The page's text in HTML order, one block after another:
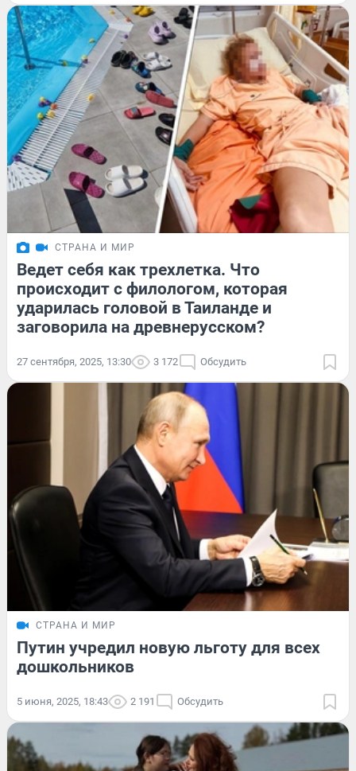
СТРАНА И МИР
Ведет себя как трехлетка. Что
происходит с филологом, которая
ударилась головой в Таиланде и
заговорила на древнерусском?
27 сентября, 2025, 13:30 3 172 Обсудить
СТРАНА И МИР
Путин учредил новую льготу для всех
дошкольников
5 июня, 2025, 18:43 2 191 Обсудить